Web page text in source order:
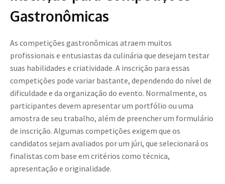
Gastronômicas
As competições gastronômicas atraem muitos
profissionais e entusiastas da culinária que desejam testar
suas habilidades e criatividade. A inscrição para essas
competições pode variar bastante, dependendo do nível de
dificuldade e da organização do evento. Normalmente, os
participantes devem apresentar um portfólio ou uma
amostra de seu trabalho, além de preencher um formulário
de inscrição. Algumas competições exigem que os
candidatos sejam avaliados por um júri, que selecionará os
finalistas com base em critérios como técnica,
apresentação e originalidade.